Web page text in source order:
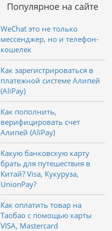
Популярное на сайте
WeChat это не только
мессенджер, но и телефон-
кошелек
Как зарегистрироваться в
платежной системе Алипей
(AliPay)
Как пополнить,
верифицировать счет
Алипей (AliPay)
Какую банковскую карту
брать для путешествия в
Китай? Visa, Кукуруза,
UnionPay?
Как оплатить товар на
Таобао с помощью карты
VISA, Mastercard